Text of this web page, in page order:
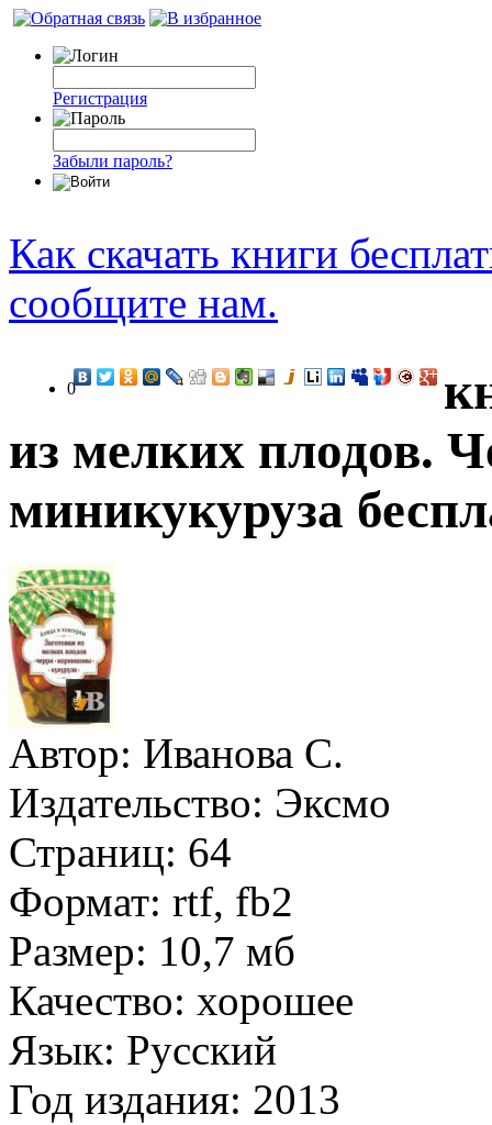
Регистрация
Забыли пароль?
Как скачать книги
сообщите нам.
0
из мелких плодов.
миникукуруза
Автор: Иванова С.
Издательство: Эксмо
Страниц: 64
Формат: rtf, fb2
Размер: 10,7 мб
Качество: хорошее
Язык: Русский
Год издания: 2013